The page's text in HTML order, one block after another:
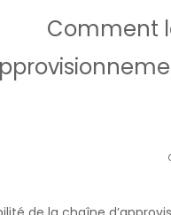
Comment